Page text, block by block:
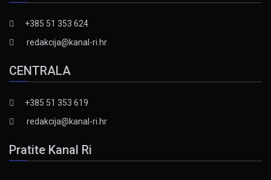
+385 51 353 624
redakcija@kanal-ri.hr
CENTRALA
+385 51 353 619
redakcija@kanal-ri.hr
Pratite Kanal Ri